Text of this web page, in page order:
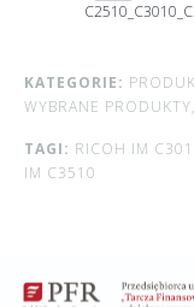
KATEGORIE:
WYBRANE PRODUKTY,
TAGI: RICOH IM
IM C3510